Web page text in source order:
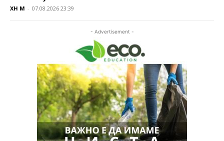
XH M - 07.08.2026 23:39
- Advertisement -